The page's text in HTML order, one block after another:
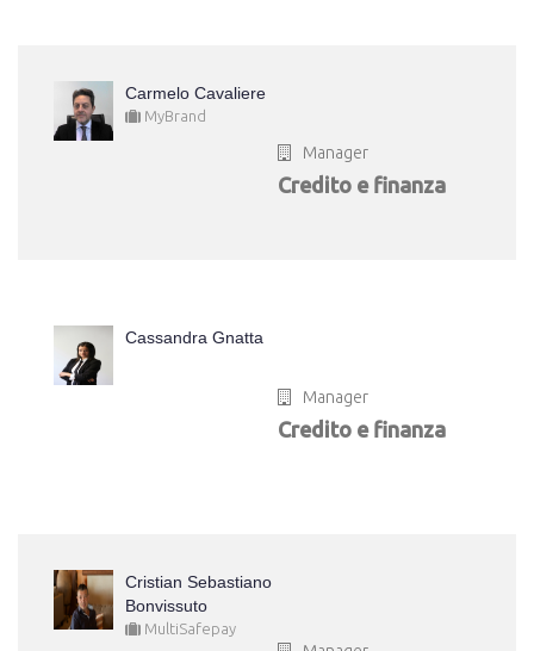
Carmelo Cavaliere
MyBrand
Manager
Credito e finanza
Cassandra Gnatta
Manager
Credito e finanza
Cristian Sebastiano
Bonvissuto
MultiSafepay